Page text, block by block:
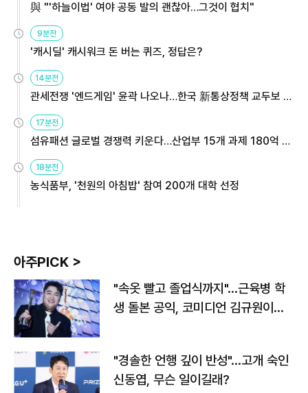
與 "'하늘이법' 여야 공동 발의 괜찮아…그것이 협치"
9분전
'캐시딜' 캐시워크 돈 버는 퀴즈, 정답은?
14분전
관세전쟁 '엔드게임' 윤곽 나오나…한국 新통상정책 교두보 활
용해야
17분전
섬유패션 글로벌 경쟁력 키운다…산업부 15개 과제 180억 지
원
18분전
농식품부, '천원의 아침밥' 참여 200개 대학 선정
아주PICK >
"속옷 빨고 졸업식까지"…근육병 학
생 돌본 공익, 코미디언 김규원이었
"경솔한 언행 깊이 반성"…고개 숙인
신동엽, 무슨 일이길래?